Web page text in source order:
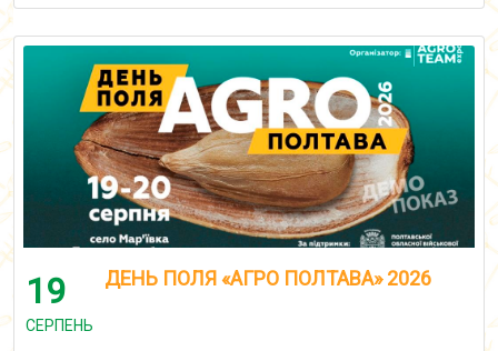
19
СЕРПЕНЬ
ДЕНЬ ПОЛЯ «АГРО ПОЛТАВА» 2026